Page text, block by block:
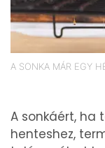
A SONKA MÁR EGY
A sonkáért, ha
henteshez,